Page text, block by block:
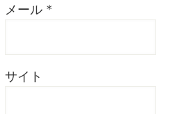
メール *
サイト